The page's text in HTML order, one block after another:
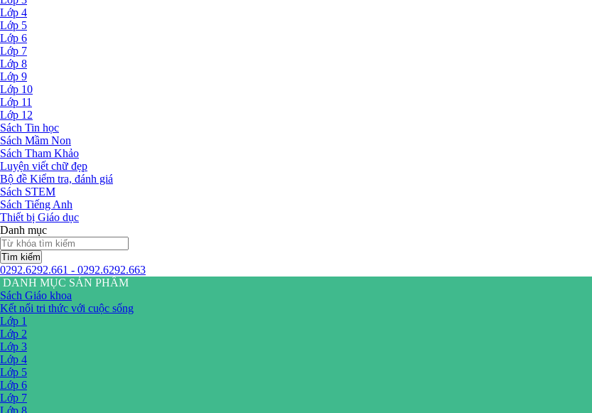
Lớp 4
Lớp 5
Lớp 6
Lớp 7
Lớp 8
Lớp 9
Lớp 10
Lớp 11
Lớp 12
Sách Tin học
Sách Mầm Non
Sách Tham Khảo
Luyện viết chữ đẹp
Bộ đề Kiểm tra, đánh giá
Sách STEM
Sách Tiếng Anh
Thiết bị Giáo dục
Danh mục
Tìm kiếm
0292.6292.661 - 0292.6292.663
DANH MỤC SẢN PHẨM
Sách Giáo khoa
Kết nối tri thức với cuộc sống
Lớp 1
Lớp 2
Lớp 3
Lớp 4
Lớp 5
Lớp 6
Lớp 7
Lớp 8